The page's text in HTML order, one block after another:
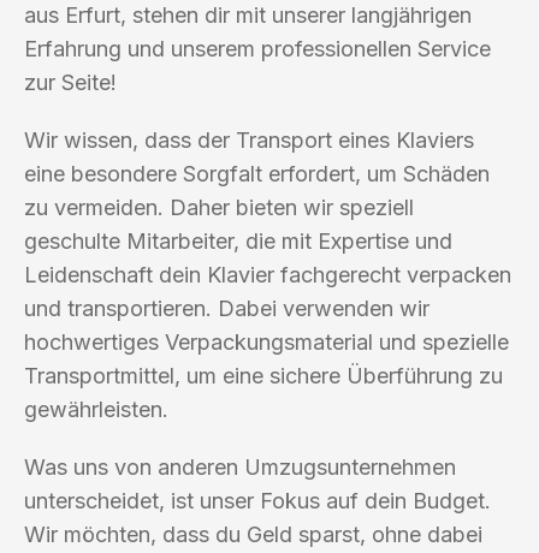
aus Erfurt, stehen dir mit unserer langjährigen
Erfahrung und unserem professionellen Service
zur Seite!
Wir wissen, dass der Transport eines Klaviers
eine besondere Sorgfalt erfordert, um Schäden
zu vermeiden. Daher bieten wir speziell
geschulte Mitarbeiter, die mit Expertise und
Leidenschaft dein Klavier fachgerecht verpacken
und transportieren. Dabei verwenden wir
hochwertiges Verpackungsmaterial und spezielle
Transportmittel, um eine sichere Überführung zu
gewährleisten.
Was uns von anderen Umzugsunternehmen
unterscheidet, ist unser Fokus auf dein Budget.
Wir möchten, dass du Geld sparst, ohne dabei